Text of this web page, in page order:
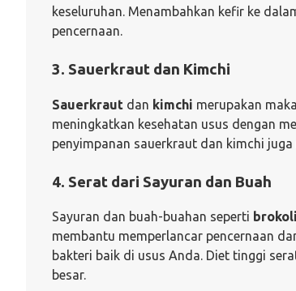
keseluruhan. Menambahkan kefir ke
pencernaan.
3. Sauerkraut dan Kimchi
Sauerkraut dan kimchi merupakan
meningkatkan kesehatan usus dengan
penyimpanan sauerkraut dan kimchi
4. Serat dari Sayuran dan Buah
Sayuran dan buah-buahan seperti brokoli
membantu memperlancar pencernaan
bakteri baik di usus Anda. Diet tinggi
besar.